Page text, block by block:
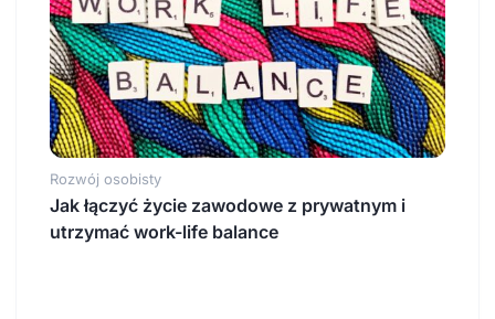
Rozwój osobisty
Jak łączyć życie zawodowe z prywatnym i
utrzymać work-life balance